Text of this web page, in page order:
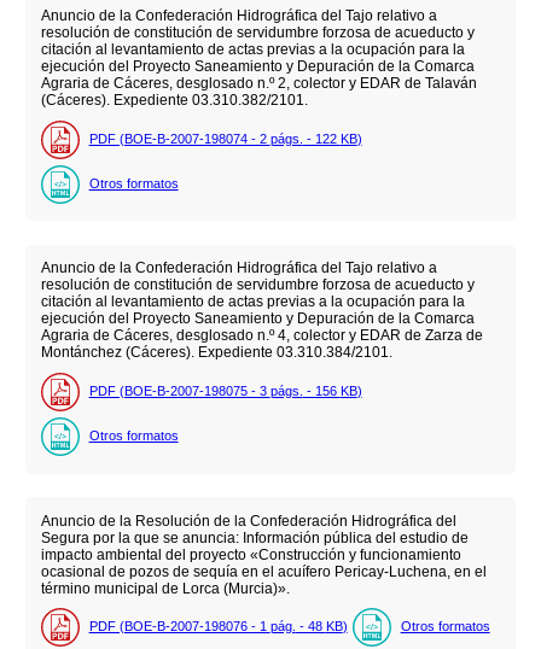
Anuncio de la Confederación Hidrográfica del Tajo relativo a
resolución de constitución de servidumbre forzosa de acueducto y
citación al levantamiento de actas previas a la ocupación para la
ejecución del Proyecto Saneamiento y Depuración de la Comarca
Agraria de Cáceres, desglosado n.º 2, colector y EDAR de Talaván
(Cáceres). Expediente 03.310.382/2101.
PDF (BOE-B-2007-198074 - 2 págs. - 122 KB)
Otros formatos
Anuncio de la Confederación Hidrográfica del Tajo relativo a
resolución de constitución de servidumbre forzosa de acueducto y
citación al levantamiento de actas previas a la ocupación para la
ejecución del Proyecto Saneamiento y Depuración de la Comarca
Agraria de Cáceres, desglosado n.º 4, colector y EDAR de Zarza de
Montánchez (Cáceres). Expediente 03.310.384/2101.
PDF (BOE-B-2007-198075 - 3 págs. - 156 KB)
Otros formatos
Anuncio de la Resolución de la Confederación Hidrográfica del
Segura por la que se anuncia: Información pública del estudio de
impacto ambiental del proyecto «Construcción y funcionamiento
ocasional de pozos de sequía en el acuífero Pericay-Luchena, en el
término municipal de Lorca (Murcia)».
PDF (BOE-B-2007-198076 - 1 pág. - 48 KB) Otros formatos